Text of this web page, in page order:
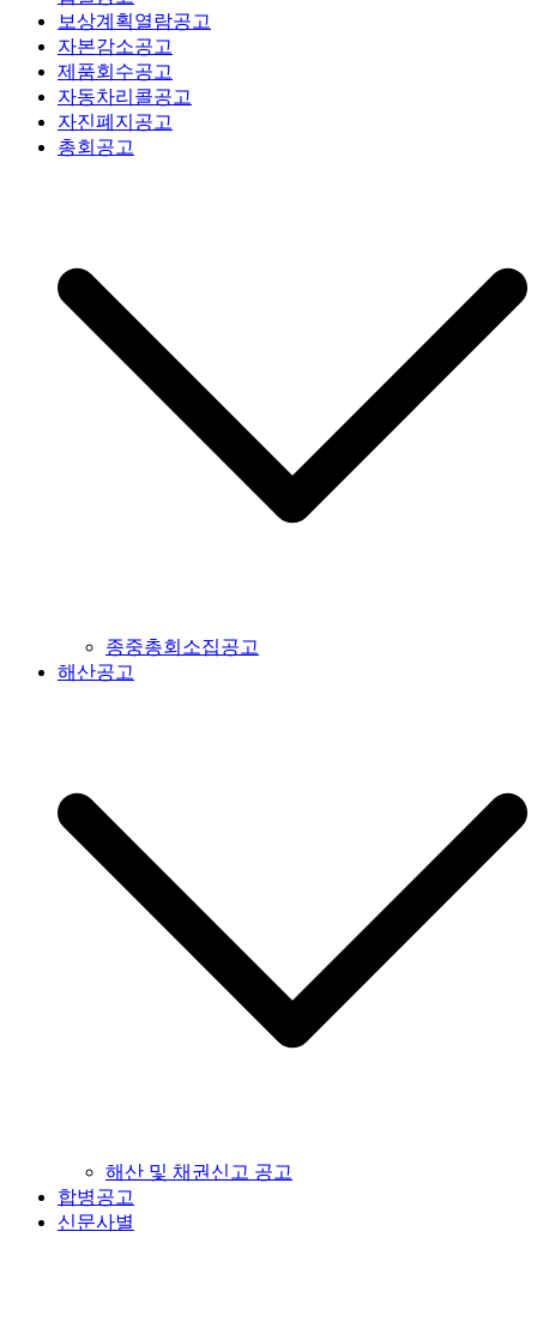
보상계획열람공고
자본감소공고
제품회수공고
자동차리콜공고
자진폐지공고
총회공고
종중총회소집공고
해산공고
해산 및 채권신고 공고
합병공고
신문사별